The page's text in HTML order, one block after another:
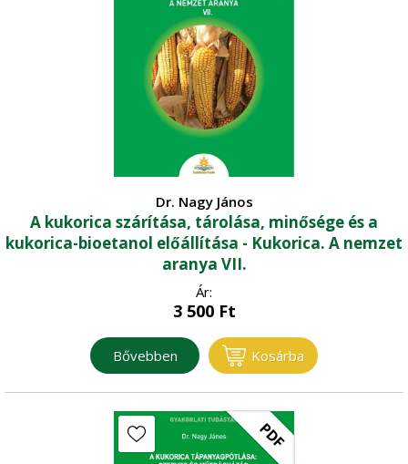
Dr. Nagy János
A kukorica szárítása, tárolása, minősége és a
kukorica-bioetanol előállítása - Kukorica. A nemzet
aranya VII.
Ár:
3 500Ft
Bővebben Kosárba
PDF